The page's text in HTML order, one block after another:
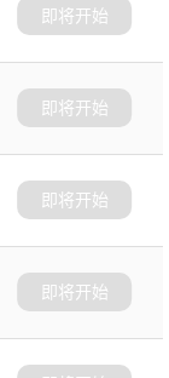
即将开始
即将开始
即将开始
即将开始